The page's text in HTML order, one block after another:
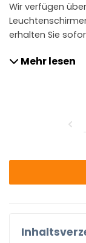
Wir verfügen
erhalten Sie
Sie keine teure
Mehr lesen